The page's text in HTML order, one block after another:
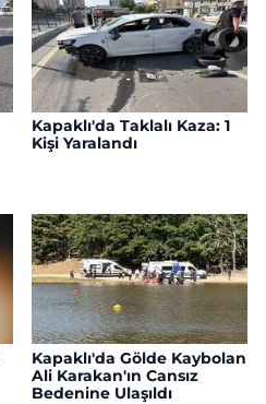
Kapaklı'da Taklalı Kaza: 1
Kişi Yaralandı
Kapaklı'da Gölde Kaybolan
Ali Karakan'ın Cansız
Bedenine Ulaşıldı